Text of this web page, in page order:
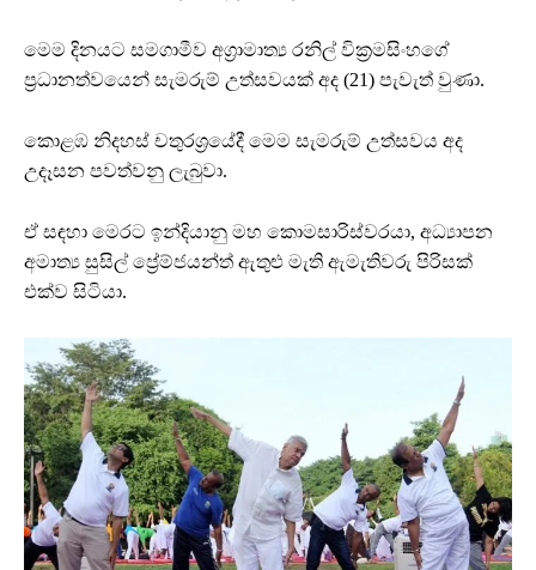
මෙම දිනයට සමගාමීව අග්‍රාමාත්‍ය රනිල් වික්‍රමසිංහගේ
ප්‍රධානත්වයෙන් සැමරුම් උත්සවයක් අද (21) පැවැත් වුණා.
කොළඹ නිදහස් චතුරශ්‍රයේදී මෙම සැමරුම් උත්සවය අද
උදෑසන පවත්වනු ලැබුවා.
ඒ සඳහා මෙරට ඉන්දියානු මහ කොමසාරිස්වරයා, අධ්‍යාපන
අමාත්‍ය සුසිල් ප්‍රේම්ජයන්ත් ඇතුළු මැති ඇමැතිවරු පිරිසක්
එක්ව සිටියා.